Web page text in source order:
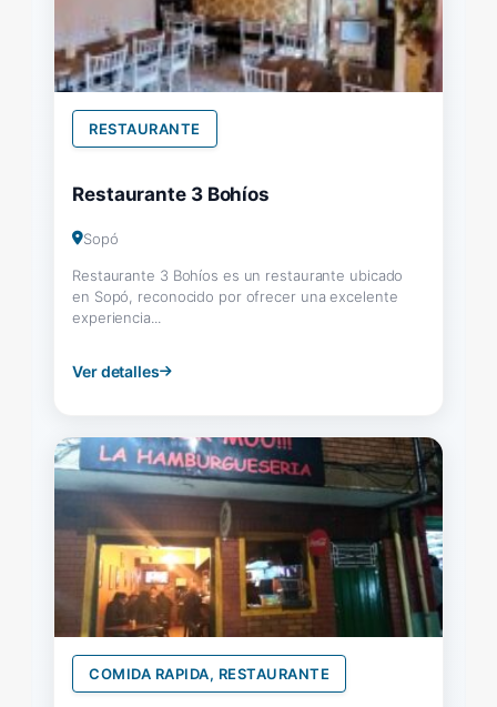
RESTAURANTE
Restaurante 3 Bohíos
Sopó
Restaurante 3 Bohíos es un restaurante ubicado
en Sopó, reconocido por ofrecer una excelente
experiencia...
Ver detalles
COMIDA RAPIDA, RESTAURANTE